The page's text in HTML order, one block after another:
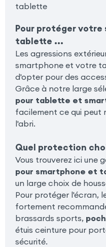
tablette
Pour protéger
tablette ...
Les agressions
smartphone et votre
d'opter pour des
Grâce à notre large
pour tablette et
facilement ce qui peut
l'abri.
Quel protection
Vous trouverez ici une
pour smartphone et
un large choix de
Pour protéger l'écran,
fortement
brassards sports,
étuis ceinture pour
sécurité.